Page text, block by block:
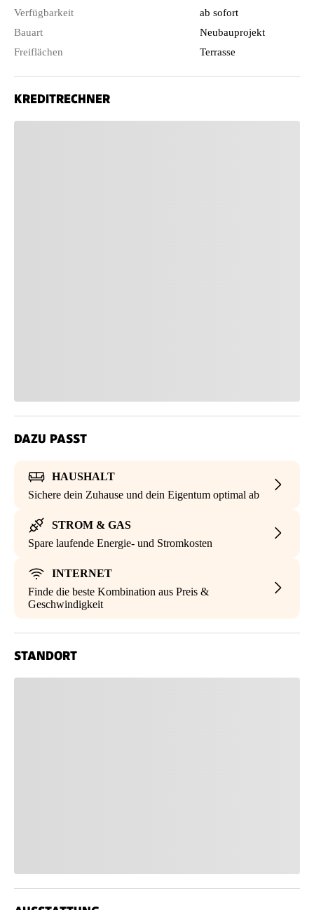
Verfügbarkeit
ab sofort
Bauart
Neubauprojekt
Freiflächen
Terrasse
KREDITRECHNER
DAZU PASST
HAUSHALT
Sichere dein Zuhause und dein Eigentum optimal ab
STROM & GAS
Spare laufende Energie- und Stromkosten
INTERNET
Finde die beste Kombination aus Preis &
Geschwindigkeit
STANDORT